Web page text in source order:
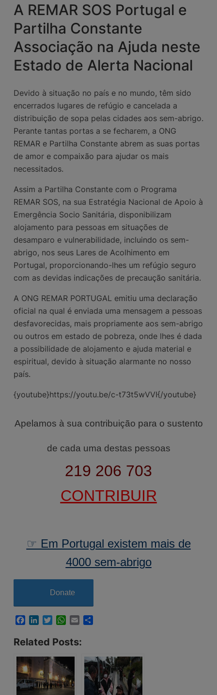
A REMAR SOS Portugal e
Partilha Constante
Associação na Ajuda neste
Estado de Alerta Nacional
Devido à situação no país e no mundo, têm sido
encerrados lugares de refúgio e cancelada a
distribuição de sopa pelas cidades aos sem-abrigo.
Perante tantas portas a se fecharem, a ONG
REMAR e Partilha Constante abrem as suas portas
de amor e compaixão para ajudar os mais
necessitados.
Assim a Partilha Constante com o Programa
REMAR SOS, na sua Estratégia Nacional de Apoio à
Emergência Socio Sanitária, disponibilizam
alojamento para pessoas em situações de
desamparo e vulnerabilidade, incluindo os sem-
abrigo, nos seus Lares de Acolhimento em
Portugal, proporcionando-lhes um refúgio seguro
com as devidas indicações de precaução sanitária.
A ONG REMAR PORTUGAL emitiu uma declaração
oficial na qual é enviada uma mensagem a pessoas
desfavorecidas, mais propriamente aos sem-abrigo
ou outros em estado de pobreza, onde lhes é dada
a possibilidade de alojamento e ajuda material e
espiritual, devido à situação alarmante no nosso
país.
{youtube}https://youtu.be/c-t73t5wVVI{/youtube}
Apelamos à sua contribuição para o sustento
de cada uma destas pessoas
219 206 703
CONTRIBUIR
☞ Em Portugal existem mais de
4000 sem-abrigo
Donate
Facebook
LinkedInTwitterWhatsApp
Email
Related Posts: